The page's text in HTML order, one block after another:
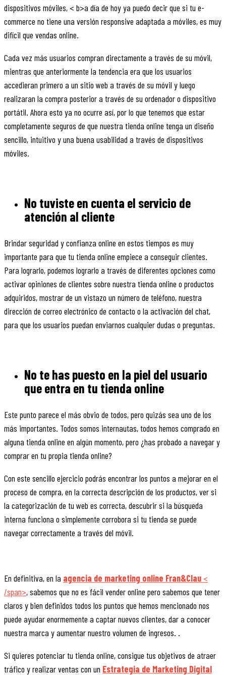
dispositivos móviles, < b>a día de hoy ya puedo decir que si tu e-
commerce no tiene una versión responsive adaptada a móviles, es muy
difícil que vendas online.
Cada vez más usuarios compran directamente a través de su móvil,
mientras que anteriormente la tendencia era que los usuarios
accedieran primero a un sitio web a través de su móvil y luego
realizaran la compra posterior a través de su ordenador o dispositivo
portátil. Ahora esto ya no ocurre así, por lo que tenemos que estar
completamente seguros de que nuestra tienda online tenga un diseño
sencillo, intuitivo y una buena usabilidad a través de dispositivos
móviles.
No tuviste en cuenta el servicio de
atención al cliente
Brindar seguridad y confianza online en estos tiempos es muy
importante para que tu tienda online empiece a conseguir clientes.
Para lograrlo, podemos lograrlo a través de diferentes opciones como
activar opiniones de clientes sobre nuestra tienda online o productos
adquiridos, mostrar de un vistazo un número de teléfono, nuestra
dirección de correo electrónico de contacto o la activación del chat,
para que los usuarios puedan enviarnos cualquier dudas o preguntas.
No te has puesto en la piel del usuario
que entra en tu tienda online
Este punto parece el más obvio de todos, pero quizás sea uno de los
más importantes. Todos somos internautas, todos hemos comprado en
alguna tienda online en algún momento, pero ¿has probado a navegar y
comprar en tu propia tienda online?
Con este sencillo ejercicio podrás encontrar los puntos a mejorar en el
proceso de compra, en la correcta descripción de los productos, ver si
la categorización de tu web es correcta, descubrir si la búsqueda
interna funciona o simplemente corrobora si tu tienda se puede
navegar correctamente a través del móvil.
En definitiva, en la agencia de marketing online Fran&Clau <
/span>, sabemos que no es fácil vender online pero sabemos que tener
claros y bien definidos todos los puntos que hemos mencionado nos
puede ayudar enormemente a captar nuevos clientes, dar a conocer
nuestra marca y aumentar nuestro volumen de ingresos. .
Si quieres potenciar tu tienda online, consigue tus objetivos de atraer
tráfico y realizar ventas con un Estrategia de Marketing Digital